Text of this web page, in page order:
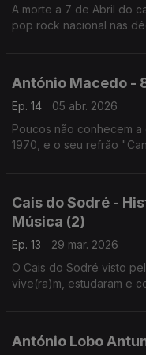
A morte a 7 de Abril do
pop rock nacional nas
António Macedo -
Ep. 14
05 abr. 2026
Poucos não conhecem
1970, e o seu refrão
Cais do Sodré -
Música (2)
Ep. 13
29 mar. 2026
O Cais do Sodré visto
vive(ra)m, estudaram e
António Lobo